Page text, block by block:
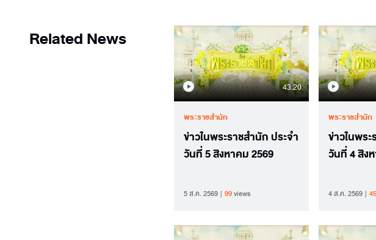
Related News
43.20
พระราชสำนัก
ข่าวในพระราชสำนัก ประจำ
วันที่ 5 สิงหาคม 2569
5 ส.ค. 2569 99views
พระราชสำนัก
ข่าวในพร
วันที่ 4 สิง
4 ส.ค. 2569 45